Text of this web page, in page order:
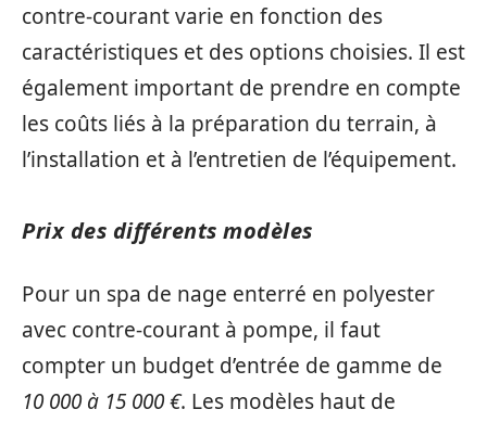
contre-courant varie en fonction des
caractéristiques et des options choisies. Il est
également important de prendre en compte
les coûts liés à la préparation du terrain, à
l’installation et à l’entretien de l’équipement.
Prix des différents modèles
Pour un spa de nage enterré en polyester
avec contre-courant à pompe, il faut
compter un budget d’entrée de gamme de
10 000 à 15 000 €. Les modèles haut de